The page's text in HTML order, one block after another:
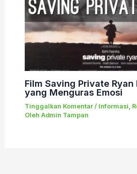
Film Saving Private Ryan
yang Menguras Emosi
Tinggalkan Komentar / Informasi,
Oleh Admin Tampan